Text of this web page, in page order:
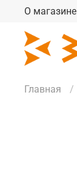
О магазине
Главная